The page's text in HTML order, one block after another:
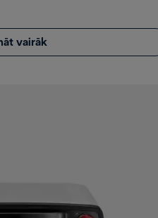
vairāk